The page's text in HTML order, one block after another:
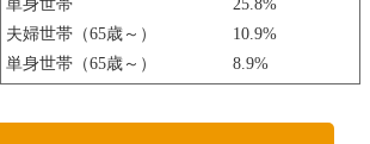
単身世帯
25.8%
夫婦世帯（65歳～）
10.9%
単身世帯（65歳～）
8.9%